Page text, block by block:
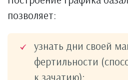
позволяет:
узнать дни своей
фертильности
к зачатию);